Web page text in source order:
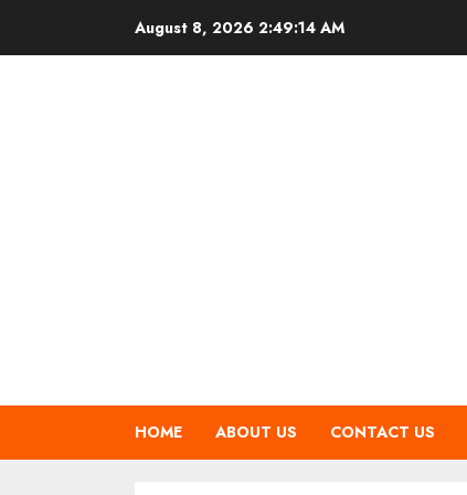
August 8, 2026 2:49:15 AM
HOME ABOUT US CONTACT US